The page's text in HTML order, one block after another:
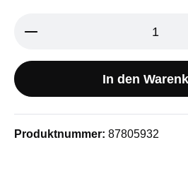
Produkt Anzahl: Gib
In den
Produktnummer: 87805932